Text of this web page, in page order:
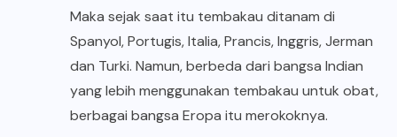
Maka sejak saat itu tembakau ditanam di
Spanyol, Portugis, Italia, Prancis, Inggris, Jerman
dan Turki. Namun, berbeda dari bangsa Indian
yang lebih menggunakan tembakau untuk obat,
berbagai bangsa Eropa itu merokoknya.